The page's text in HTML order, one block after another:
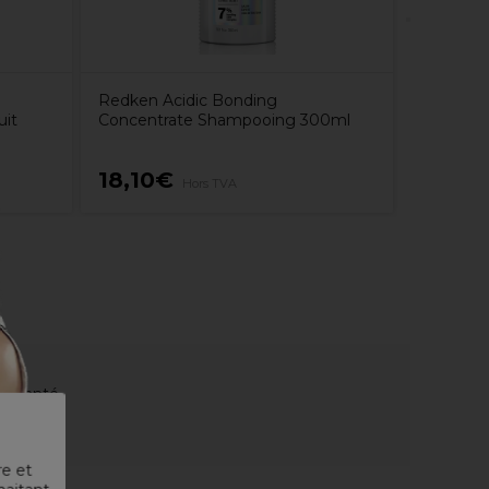
et
Redken Acidic Bonding
Concentrate Shampooing 300ml
18,10€
santé.